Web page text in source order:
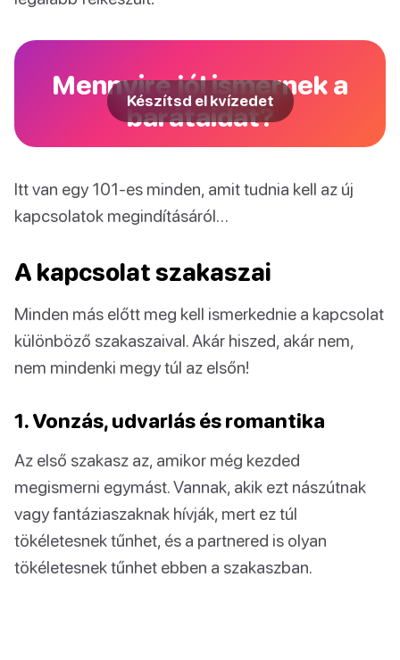
Mennyire jól ismernek a
barátaidat?
Készítsd el kvízedet
Itt van egy 101-es minden, amit tudnia kell az új
kapcsolatok megindításáról…
A kapcsolat szakaszai
Minden más előtt meg kell ismerkednie a kapcsolat
különböző szakaszaival. Akár hiszed, akár nem,
nem mindenki megy túl az elsőn!
1. Vonzás, udvarlás és romantika
Az első szakasz az, amikor még kezded
megismerni egymást. Vannak, akik ezt nászútnak
vagy fantáziaszaknak hívják, mert ez túl
tökéletesnek tűnhet, és a partnered is olyan
tökéletesnek tűnhet ebben a szakaszban.